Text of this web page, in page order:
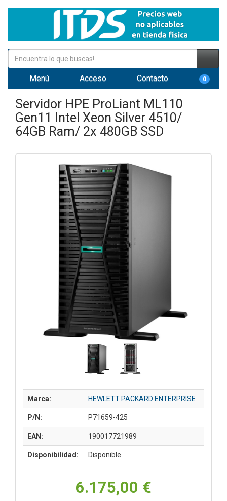
Menú Acceso Contacto 0
Servidor HPE ProLiant ML110
Gen11 Intel Xeon Silver 4510/
64GB Ram/ 2x 480GB SSD
Marca: HEWLETT PACKARD ENTERPRISE
P/N: P71659-425
EAN: 190017721989
Disponibilidad: Disponible
6.175,00 €